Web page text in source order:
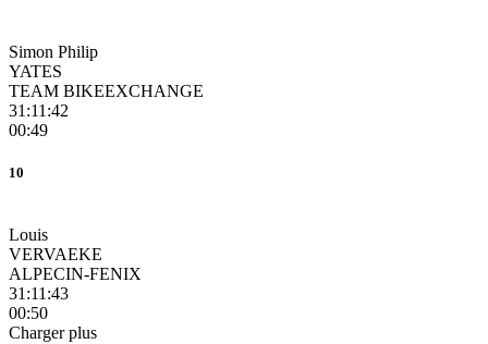
Simon Philip
YATES
TEAM BIKEEXCHANGE
31:11:42
00:49
10
Louis
VERVAEKE
ALPECIN-FENIX
31:11:43
00:50
Charger plus